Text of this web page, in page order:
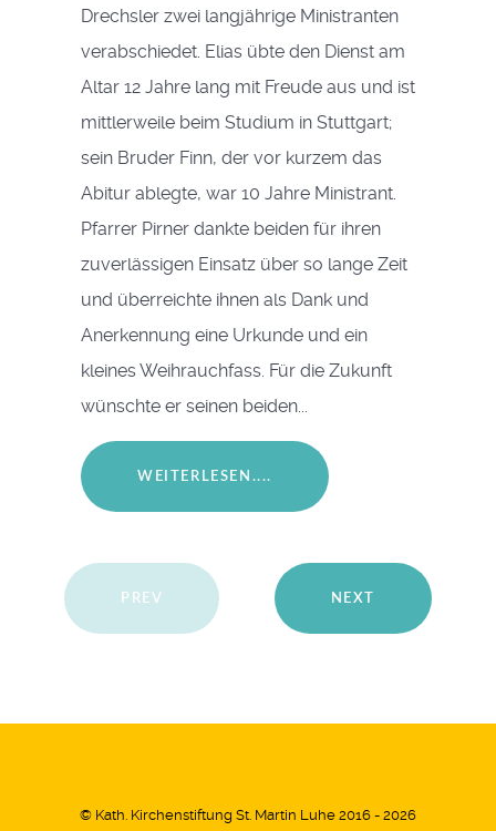
Drechsler zwei langjährige Ministranten
verabschiedet. Elias übte den Dienst am
Altar 12 Jahre lang mit Freude aus und ist
mittlerweile beim Studium in Stuttgart;
sein Bruder Finn, der vor kurzem das
Abitur ablegte, war 10 Jahre Ministrant.
Pfarrer Pirner dankte beiden für ihren
zuverlässigen Einsatz über so lange Zeit
und überreichte ihnen als Dank und
Anerkennung eine Urkunde und ein
kleines Weihrauchfass. Für die Zukunft
wünschte er seinen beiden...
WEITERLESEN....
PREV NEXT
© Kath. Kirchenstiftung St. Martin Luhe 2016 - 2026